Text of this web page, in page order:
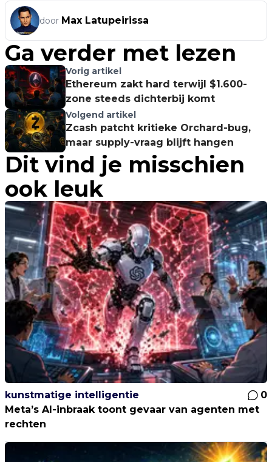
door Max Latupeirissa
Ga verder met lezen
Vorig artikel
Ethereum zakt hard terwijl $1.600-
zone steeds dichterbij komt
Volgend artikel
Zcash patcht kritieke Orchard-bug,
maar supply-vraag blijft hangen
Dit vind je misschien
ook leuk
kunstmatige intelligentie
0
Meta’s AI-inbraak toont gevaar van agenten met
rechten